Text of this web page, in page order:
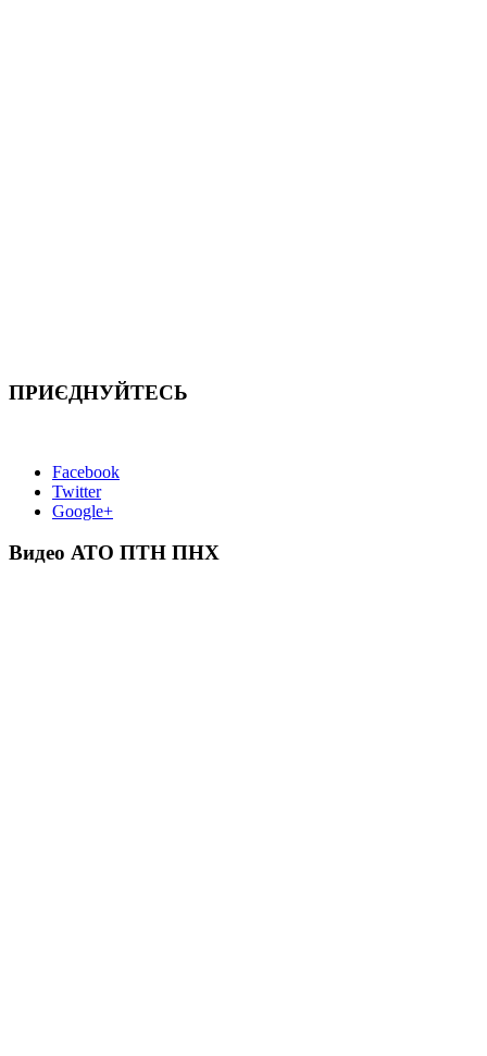
ПРИЄДНУЙТЕСЬ
Facebook
Twitter
Google+
Видео АТО ПТН ПНХ